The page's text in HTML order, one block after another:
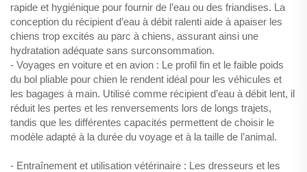
rapide et hygiénique pour fournir de l’eau ou des friandises. La
conception du récipient d’eau à débit ralenti aide à apaiser les
chiens trop excités au parc à chiens, assurant ainsi une
hydratation adéquate sans surconsommation.
- Voyages en voiture et en avion : Le profil fin et le faible poids
du bol pliable pour chien le rendent idéal pour les véhicules et
les bagages à main. Utilisé comme récipient d’eau à débit lent, il
réduit les pertes et les renversements lors de longs trajets,
tandis que les différentes capacités permettent de choisir le
modèle adapté à la durée du voyage et à la taille de l’animal.
- Entraînement et utilisation vétérinaire : Les dresseurs et les